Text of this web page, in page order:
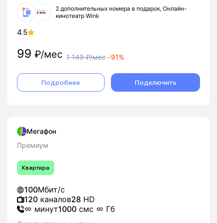
2 дополнительных номера в подарок, Онлайн-
кинотеатр Wink
4.5
99 ₽/мес 1 149₽/мес -91%
Подробнее Подключить
Мегафон
Премиум
Квартира
100Мбит/с
120 каналов28 HD
минут1000 смс Гб